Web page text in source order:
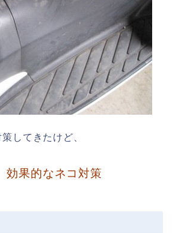
してきたけど、
果的なネコ対策